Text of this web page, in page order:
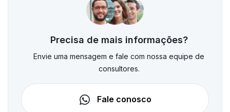
Precisa de mais informações?
Envie uma mensagem e fale com nossa equipe de
consultores.
Fale conosco